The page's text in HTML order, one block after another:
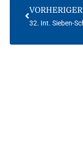
VORHERIGER